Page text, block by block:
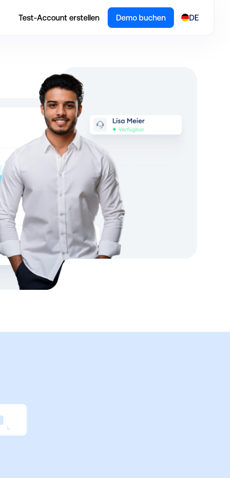
Test-Account erstellen Demo buchen DE